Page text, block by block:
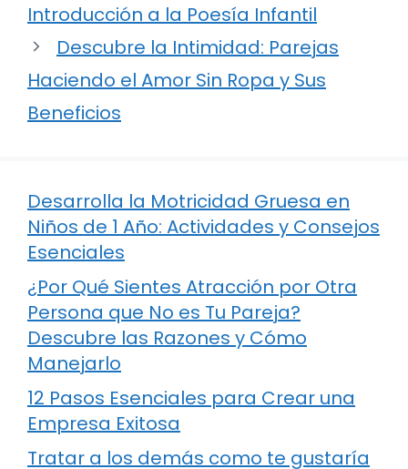
Introducción a la Poesía Infantil
Descubre la Intimidad: Parejas
Haciendo el Amor Sin Ropa y Sus
Beneficios
Desarrolla la Motricidad Gruesa en
Niños de 1 Año: Actividades y Consejos
Esenciales
¿Por Qué Sientes Atracción por Otra
Persona que No es Tu Pareja?
Descubre las Razones y Cómo
Manejarlo
12 Pasos Esenciales para Crear una
Empresa Exitosa
Tratar a los demás como te gustaría